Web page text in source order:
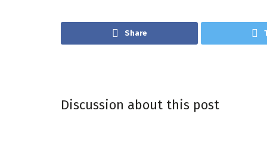
Share
Discussion about this post